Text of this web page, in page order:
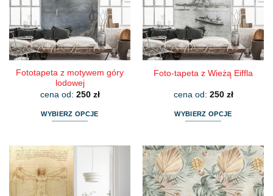
wybrać
na
stronie
produktu
wybrać
na
stronie
produktu
Fototapeta z motywem góry
lodowej
cena od: 250 zł
WYBIERZ OPCJE
wiele
wariantów.
Opcje
Foto-tapeta z Wieżą Eiffla
cena od: 250 zł
WYBIERZ OPCJE
ma
wiele
wariantów.
Opcje